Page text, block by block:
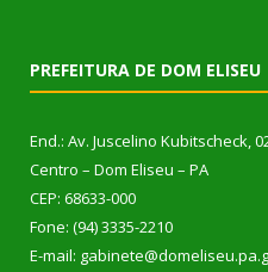
PREFEITURA DE DOM ELISEU
End.: Av. Juscelino Kubitscheck,
Centro – Dom Eliseu – PA
CEP: 68633-000
Fone: (94) 3335-2210
E-mail: